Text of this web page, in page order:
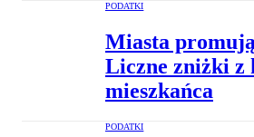
PODATKI
Miasta
Liczne zniżki z
mieszkańca
PODATKI